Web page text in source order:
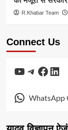
R.Khabar Team
Connect Us
YouTube
Telegram
WhatsApp